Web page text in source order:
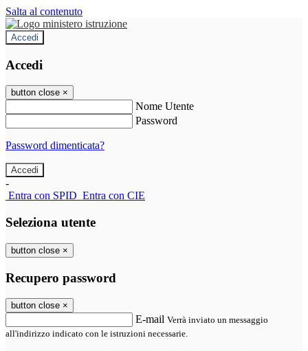
Salta al contenuto
Accedi
Accedi
button close ×
Nome Utente
Password
Password dimenticata?
-
Entra con SPID Entra con CIE
Seleziona utente
button close ×
Recupero password
button close ×
E-mail Verrà inviato un messaggio
all'indirizzo indicato con le istruzioni necessarie.